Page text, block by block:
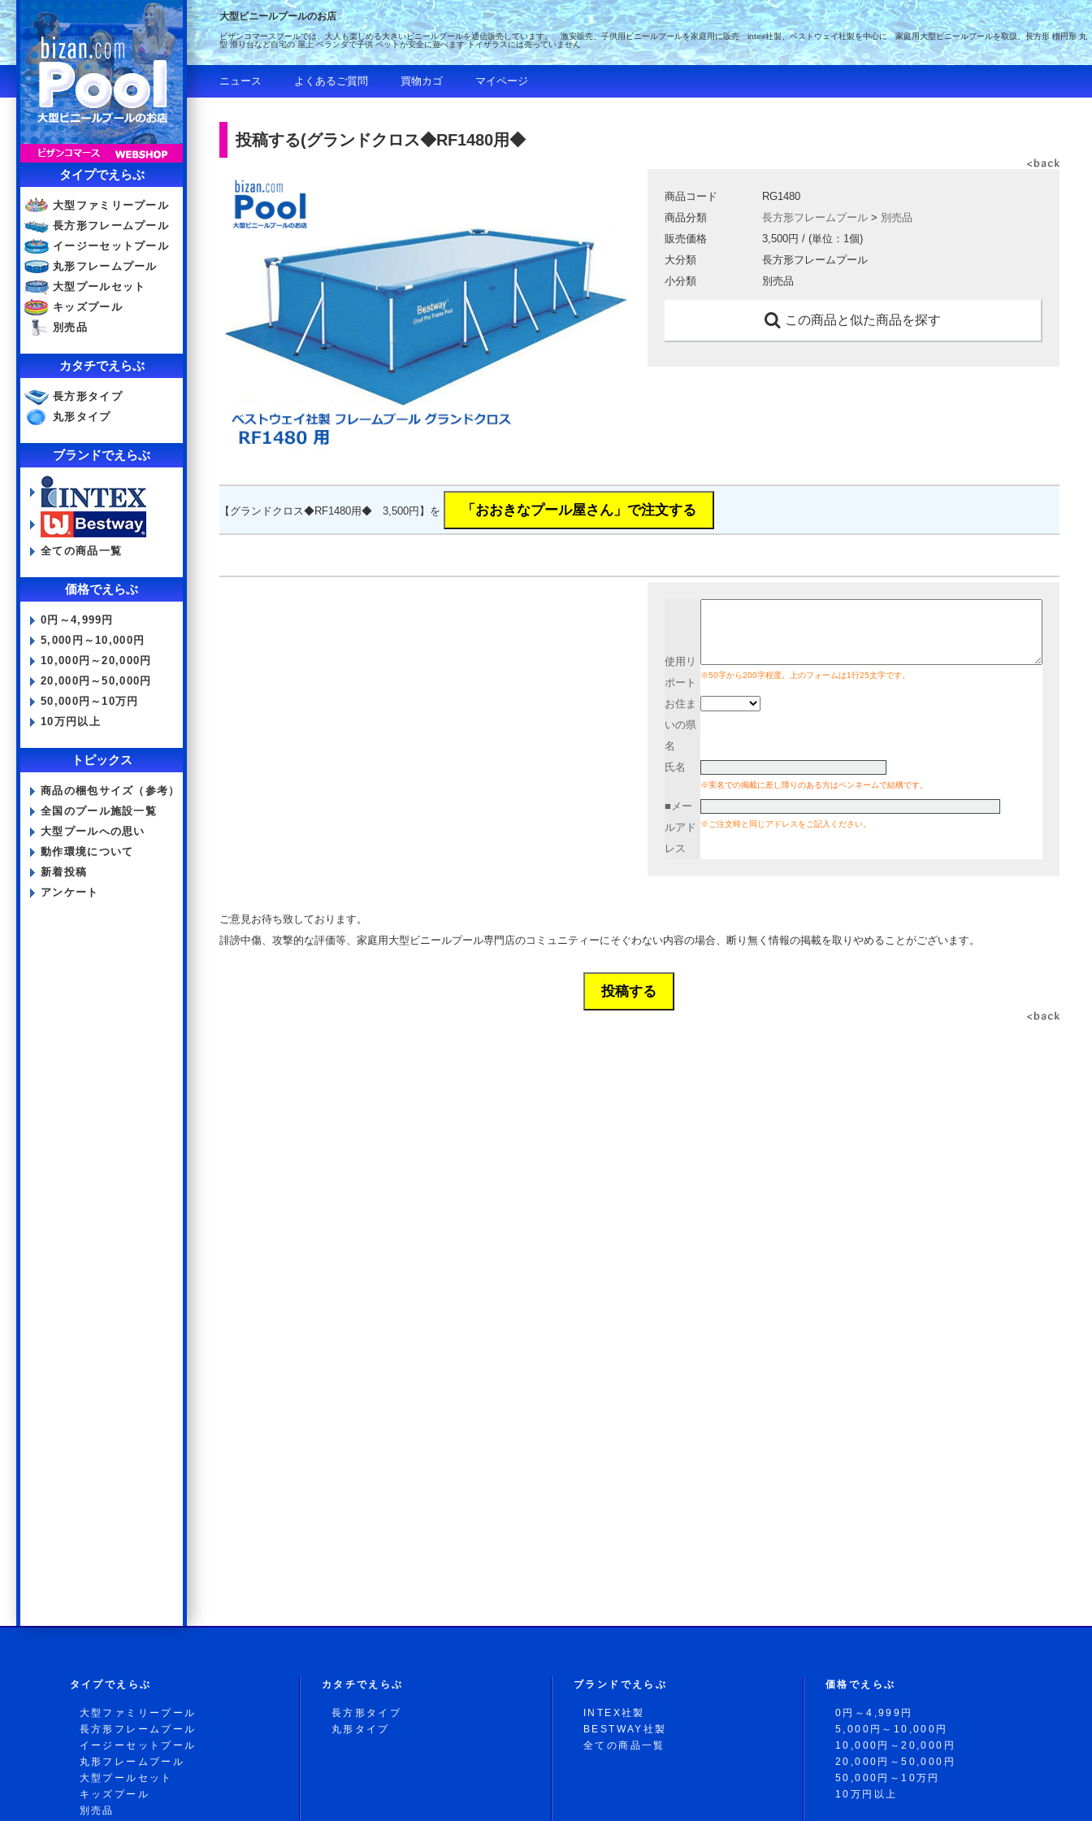
タイプでえらぶ
大型ファミリープール
長方形フレームプール
イージーセットプール
丸形フレームプール
大型プールセット
キッズプール
別売品
カタチでえらぶ
長方形タイプ
丸形タイプ
ブランドでえらぶ
全ての商品一覧
価格でえらぶ
0円～4,999円
5,000円～10,000円
10,000円～20,000円
20,000円～50,000円
50,000円～10万円
10万円以上
トピックス
商品の梱包サイズ（参考）
全国のプール施設一覧
大型プールへの思い
動作環境について
新着投稿
アンケート
大型ビニールプールのお店
ビザンコマースプールでは、大人も楽しめる大きいビニールプールを通信販売しています。 激安販売、子供用ビニールプールを家庭用に販売 intex社製、ベストウェイ社製を中心に 家庭用大型ビニールプールを取扱、長方形 楕円形 丸
型 滑り台など自宅の 屋上 ベランダで子供 ペットが安全に遊べます トイザラスには売っていません
ニュース よくあるご質問 買物カゴ マイページ
投稿する(グランドクロス◆RF1480用◆
商品コード
RG1480
商品分類
長方形フレームプール > 別売品
販売価格
3,500円 / (単位：1個)
大分類
長方形フレームプール
小分類
別売品
この商品と似た商品を探す
【グランドクロス◆RF1480用◆ 3,500円】を
使用リ
ポート
※50字から200字程度。上のフォームは1行25文字です。
お住ま
いの県
名
氏名
※実名での掲載に差し障りのある方はペンネームで結構です。
■メー
ルアド
レス
※ご注文時と同じアドレスをご記入ください。
ご意見お待ち致しております。
誹謗中傷、攻撃的な評価等、家庭用大型ビニールプール専門店のコミュニティーにそぐわない内容の場合、断り無く情報の掲載を取りやめることがございます。
タイプでえらぶ
大型ファミリープール
長方形フレームプール
イージーセットプール
丸形フレームプール
大型プールセット
キッズプール
別売品
カタチでえらぶ
長方形タイプ
丸形タイプ
ブランドでえらぶ
INTEX社製
BESTWAY社製
全ての商品一覧
価格でえらぶ
0円～4,999円
5,000円～10,000円
10,000円～20,000円
20,000円～50,000円
50,000円～10万円
10万円以上